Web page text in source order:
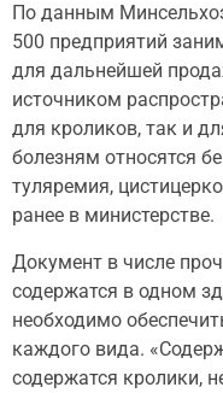
По данным
500 предприятий
для дальнейшей
источником
для кроликов, так и
болезням относятся
туляремия,
ранее в министерстве.
Документ в числе
содержатся в одном
необходимо
каждого вида.
содержатся кролики,